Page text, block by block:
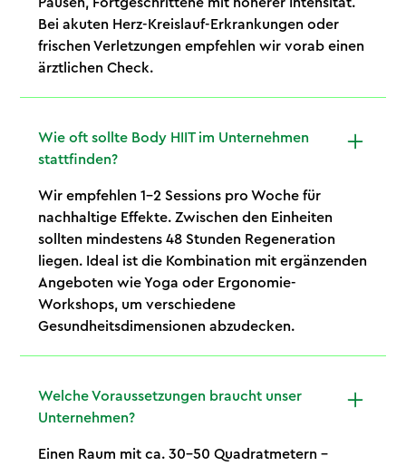
Pausen, Fortgeschrittene mit höherer Intensität.
Bei akuten Herz-Kreislauf-Erkrankungen oder
frischen Verletzungen empfehlen wir vorab einen
ärztlichen Check.
Wie oft sollte Body HIIT im Unternehmen
stattfinden?
Wir empfehlen 1–2 Sessions pro Woche für
nachhaltige Effekte. Zwischen den Einheiten
sollten mindestens 48 Stunden Regeneration
liegen. Ideal ist die Kombination mit ergänzenden
Angeboten wie Yoga oder Ergonomie-
Workshops, um verschiedene
Gesundheitsdimensionen abzudecken.
Welche Voraussetzungen braucht unser
Unternehmen?
Einen Raum mit ca. 30–50 Quadratmetern –